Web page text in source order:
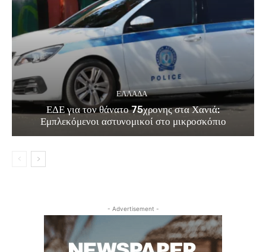
ΕΛΛΑΔΑ
ΕΔΕ για τον θάνατο 75χρονης στα Χανιά:
Εμπλεκόμενοι αστυνομικοί στο μικροσκόπιο
- Advertisement -